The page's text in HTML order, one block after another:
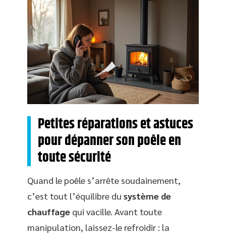
Petites réparations et astuces
pour dépanner son poêle en
toute sécurité
Quand le poêle s’arrête soudainement,
c’est tout l’équilibre du système de
chauffage qui vacille. Avant toute
manipulation, laissez-le refroidir : la